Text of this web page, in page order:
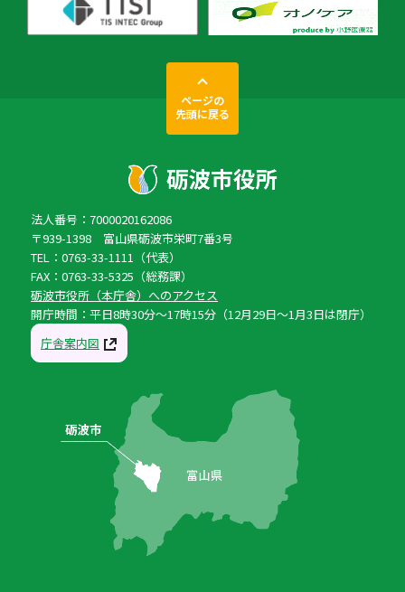
ページの
先頭に戻る
法人番号：7000020162086
〒939-1398 富山県砺波市栄町7番3号
TEL：0763-33-1111（代表）
FAX：0763-33-5325（総務課）
砺波市役所（本庁舎）へのアクセス
開庁時間：平日8時30分〜17時15分（12月29日〜1月3日は閉庁）
庁舎案内図